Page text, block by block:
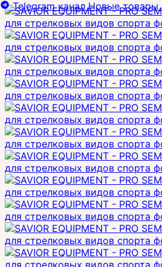
Telegram канал Новые товары